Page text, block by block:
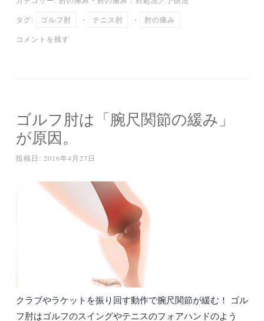
bo
ok
tte
r
ail en
a
タグ: ゴルフ肘 ・ テニス肘 ・ 肘の痛み
コメントを残す
ゴルフ肘は「腕尺関節の緩み」
が原因。
投稿日: 2016年4月27日
クラブやラケットを振り回す動作で腕尺関節が緩む！ ゴル
フ肘はゴルフのスイングやテニスのフォアハンドのよう